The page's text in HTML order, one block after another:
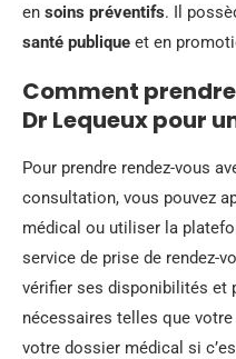
en soins préventifs. Il
santé publique et en
Comment
Dr Lequeux pour
Pour prendre rendez-vous
consultation, vous pouvez
médical ou utiliser la
service de prise de rendez-
vérifier ses disponibilités et
nécessaires telles que
votre dossier médical si